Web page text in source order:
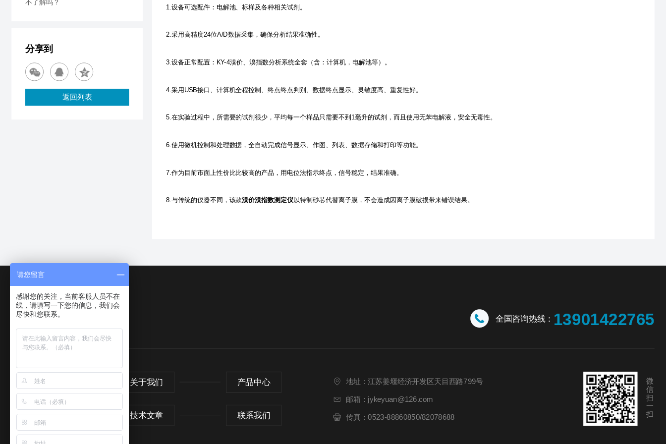
1.设备可选配件：电解池、标样及各种相关试剂。
2.采用高精度24位A/D数据采集，确保分析结果准确性。
3.设备正常配置：KY-4溴价、溴指数分析系统全套（含：计算机，电解池等）。
4.采用USB接口、计算机全程控制、终点终点判别、数据终点显示、灵敏度高、重复性好。
5.在实验过程中，所需要的试剂很少，平均每一个样品只需要不到1毫升的试剂，而且使用无苯电解液，安全无毒性。
6.使用微机控制和处理数据，全自动完成信号显示、作图、列表、数据存储和打印等功能。
7.作为目前市面上性价比比较高的产品，用电位法指示终点，信号稳定，结果准确。
8.与传统的仪器不同，该款溴价溴指数测定仪以特制砂芯代替离子膜，不会造成因离子膜破损带来错误结果。
不了解吗？
分享到
返回列表
全国咨询热线： 13901422765
网站首页 关于我们 产品中心
新闻中心 技术文章 联系我们
地址：江苏姜堰经济开发区天目西路799号
邮箱：jykeyuan@126.com
传真：0523-88860850/82078688
微
信
扫
一
扫
请您留言
感谢您的关注，当前客服人员不在
线，请填写一下您的信息，我们会
尽快和您联系。